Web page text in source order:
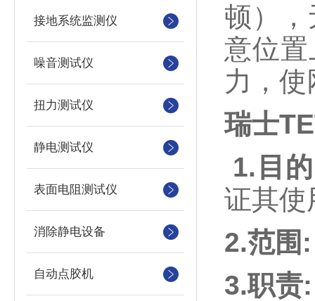
接地系统监测仪
噪音测试仪
扭力测试仪
静电测试仪
表面电阻测试仪
消除静电设备
自动点胶机
顿）
意位
力，
瑞士
1. 目的
证其使
2.范围 :
3.职责